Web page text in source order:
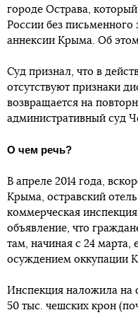
городе Острава,
России без
аннексии Крыма. Об этом
Суд признал, что в
отсутствуют признаки
возвращается на
административный суд
О чем речь?
В апреле 2014 года,
Крыма, остравский
коммерческая
объявление, что
там, начиная с 24 марта,
осуждением оккупации
Инспекция наложила на
50 тыс. чешских крон